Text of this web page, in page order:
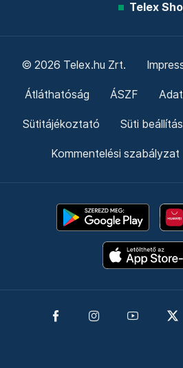
Telex
© 2026 Telex.hu Zrt.
Átláthatóság ÁSZF
Sütitájékoztató Süti
Kommentelési szabályzat